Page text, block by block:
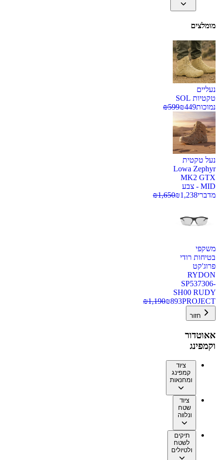
מומלצים
נעליים
טקטיות SOL
נמוכות
₪449
₪599
נעל טקטית
Lowa Zephyr
MK2 GTX
MID - צבע
מדברי
₪1,238
₪1,650
משקפי
בטיחות רודי
פרוג'קט
RYDON
SP537306-
SH00 RUDY
PROJECT
₪893
₪1,190
חזור
אאוטדור
וקמפינג
ציוד
קמפינג
ומחנאות
ציוד
שטח
ונלווה
תיקים
לשטח
ולטיולים